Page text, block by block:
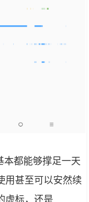
本都能够撑足一天
用甚至可以安然续
虚标，还是